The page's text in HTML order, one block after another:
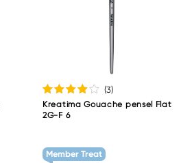
(3)
Kreatima Gouache pensel Flat
2G-F 6
Member Treat